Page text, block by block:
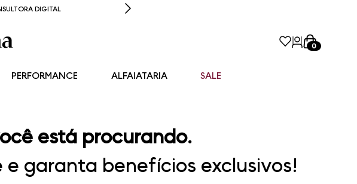
DIGITAL
0
PERFORMANCE ALFAIATARIA SALE
está procurando.
garanta benefícios exclusivos!